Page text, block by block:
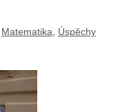
Matematika, Úspěchy